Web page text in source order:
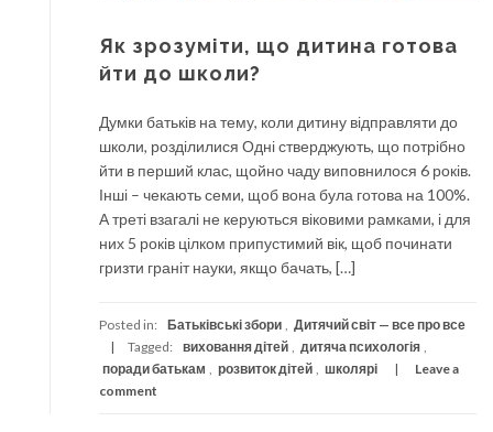
Як зрозуміти, що дитина готова
йти до школи?
Думки батьків на тему, коли дитину відправляти до
школи, розділилися Одні стверджують, що потрібно
йти в перший клас, щойно чаду виповнилося 6 років.
Інші – чекають семи, щоб вона була готова на 100%.
А треті взагалі не керуються віковими рамками, і для
них 5 років цілком припустимий вік, щоб починати
гризти граніт науки, якщо бачать, […]
Posted in: Батьківські збори
Дитячий світ — все про все
Tagged:
виховання дітей дитяча психологія
поради батькам
розвиток дітей школярі
Leave a
comment